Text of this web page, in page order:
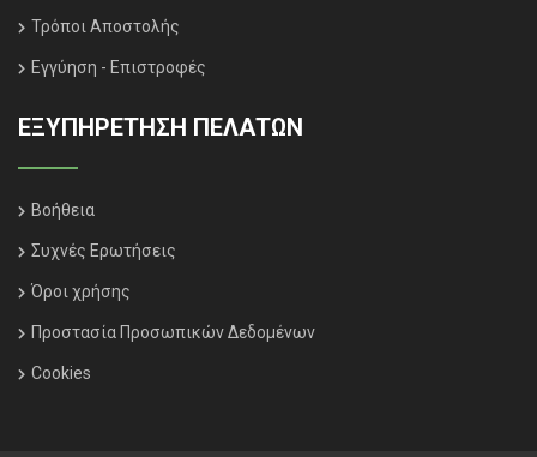
Τρόποι Αποστολής
Εγγύηση - Επιστροφές
ΕΞΥΠΗΡΈΤΗΣΗ ΠΕΛΑΤΏΝ
Βοήθεια
Συχνές Ερωτήσεις
Όροι χρήσης
Προστασία Προσωπικών Δεδομένων
Cookies